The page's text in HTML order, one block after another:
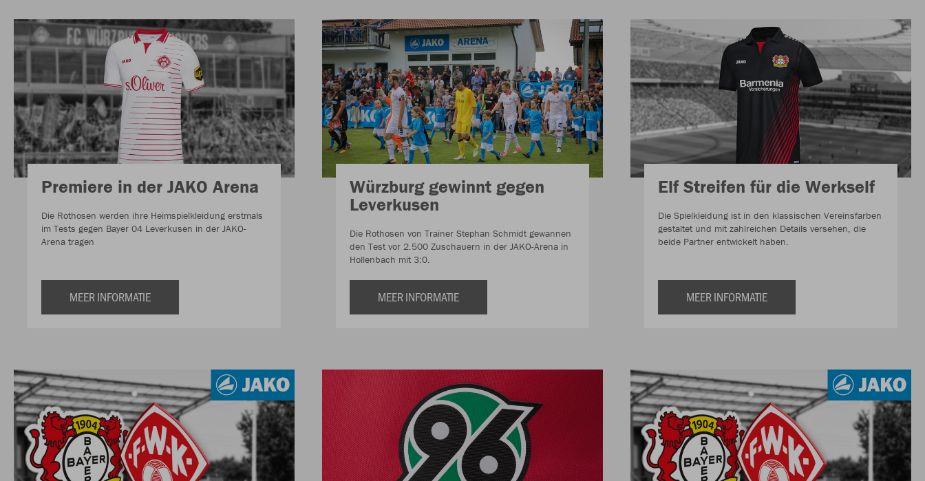
Premiere in der JAKO Arena
Die Rothosen werden ihre Heimspielkleidung erstmals
im Tests gegen Bayer 04 Leverkusen in der JAKO-
Arena tragen
MEER INFORMATIE
Würzburg gewinnt gegen
Leverkusen
Die Rothosen von Trainer Stephan Schmidt gewannen
den Test vor 2.500 Zuschauern in der JAKO-Arena in
Hollenbach mit 3:0.
MEER INFORMATIE
Elf Streifen für die Werkself
Die Spielkleidung ist in den klassischen Vereinsfarben
gestaltet und mit zahlreichen Details versehen, die
beide Partner entwickelt haben.
MEER INFORMATIE